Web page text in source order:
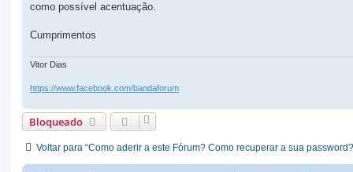
como possível acentuação.
Cumprimentos
Vitor Dias
https://www.facebook.com/bandaforum
Bloqueado
Voltar para “Como aderir a este Fórum? Como recuperar a sua